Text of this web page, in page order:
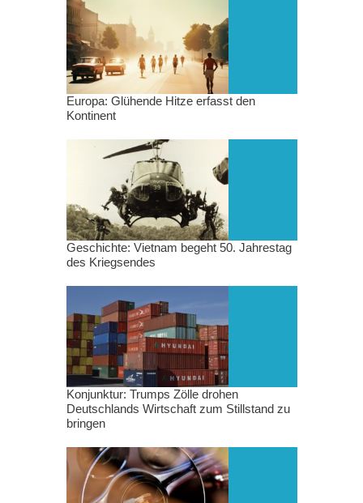
Europa: Glühende Hitze erfasst den
Kontinent
Geschichte: Vietnam begeht 50. Jahrestag
des Kriegsendes
Konjunktur: Trumps Zölle drohen
Deutschlands Wirtschaft zum Stillstand zu
bringen